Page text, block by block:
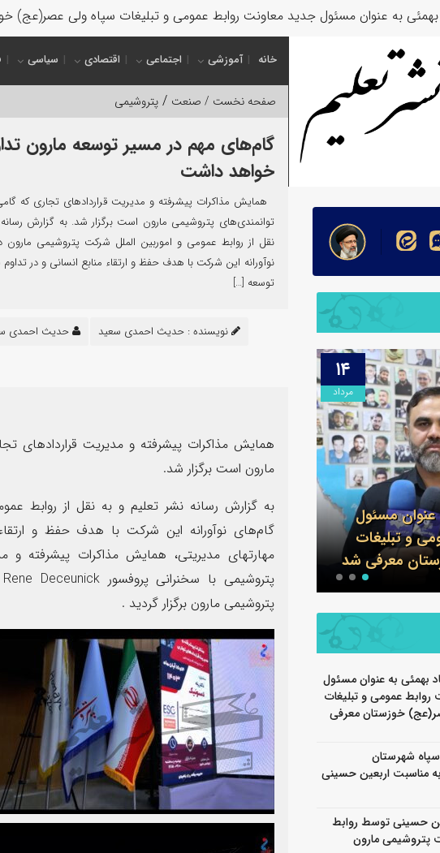
به عنوان مسئول جدید معاونت روابط عمومی و تبلیغات سپاه ولی عصر(عج)
خانه آموزشی اجتماعی اقتصادی سیاسی
صفحه نخست / صنعت / پتروشیمی
گام‌های مهم در مسیر توسعه مارون
خواهد داشت
همایش مذاکرات پیشرفته و مدیریت قراردادهای تجاری که
توانمندی‌های پتروشیمی مارون است برگزار شد. به گزارش
نقل از روابط عمومی و اموربین الملل شرکت پتروشیمی مارون
نوآورانه این شرکت با هدف حفظ و ارتقاء منابع انسانی و در
توسعه […]
حدیث احمدی نویسنده : حدیث احمدی سعید
همایش مذاکرات پیشرفته و مدیریت قراردادهای
مارون است برگزار شد.
به گزارش رسانه نشر تعلیم و به نقل از روابط
گام‌های نوآورانه این شرکت با هدف حفظ و
مهارتهای مدیریتی، همایش مذاکرات پیشرفته
پتروشیمی مارون برگزار گردید .
۱۳
مرداد
بندرماهشهر
تسلیت اربعین حسینی توسط روابط
عمومی شرکت پتروشیمی مارون
به عنوان مسئول
عمومی و تبلیغات
خوزستان معرفی
سپاه شهرستان
مناسبت اربعین حسینی
حسینی توسط روابط
مارون